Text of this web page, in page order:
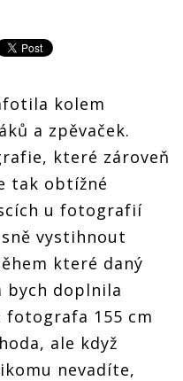
kolem
a zpěvaček.
které zároveň
tak obtížné
u fotografií
vystihnout
které daný
bych doplnila
fotografa 155 cm
ale když
nevadíte,